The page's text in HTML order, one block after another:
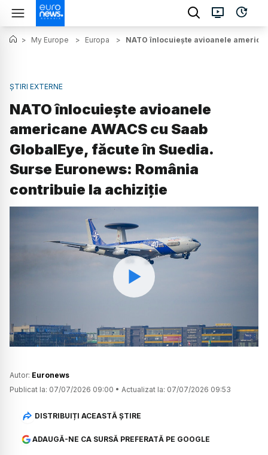
> My Europe > Europa > NATO înlocuiește avioanele
ȘTIRI EXTERNE
NATO înlocuiește avioanele
americane AWACS cu Saab
GlobalEye, făcute în Suedia.
Surse Euronews: România
contribuie la achiziție
Watch
Autor: Euronews
Publicat la: 07/07/2026 09:00 • Actualizat la: 07/07/2026 09:53
DISTRIBUIȚI ACEASTĂ ȘTIRE
ADAUGĂ-NE CA SURSĂ PREFERATĂ PE GOOGLE